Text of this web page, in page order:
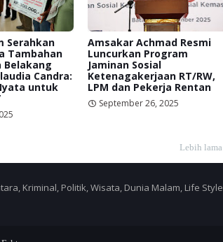
Serahkan
Tambahan
Belakang
Candra:
untuk
Amsakar Achmad Resmi
Luncurkan Program
Jaminan Sosial
Ketenagakerjaan RT/RW,
LPM dan Pekerja Rentan
September 26, 2025
Lebih lama
Kriminal, Politik, Wisata, Dunia Malam, Life Style